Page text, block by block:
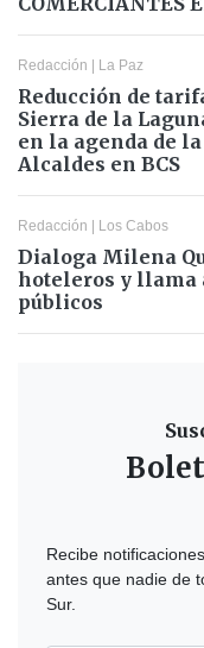
Redacción | La Paz
Reducción de
Sierra de la
en la agenda de
Alcaldes en BCS
Redacción | Los Cabos
Dialoga Milena
hoteleros y llama
públicos
Recibe
antes que nadie de
Sur.